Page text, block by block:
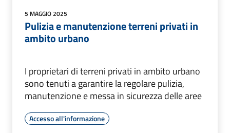
5 MAGGIO 2025
Pulizia e manutenzione terreni privati in
ambito urbano
I proprietari di terreni privati in ambito urbano
sono tenuti a garantire la regolare pulizia,
manutenzione e messa in sicurezza delle aree
Accesso all'informazione